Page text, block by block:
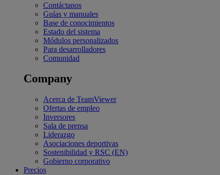
Contáctanos
Guías y manuales
Base de conocimientos
Estado del sistema
Módulos personalizados
Para desarrolladores
Comunidad
Company
Acerca de TeamViewer
Ofertas de empleo
Inversores
Sala de prensa
Liderazgo
Asociaciones deportivas
Sostenibilidad y RSC (EN)
Gobierno corporativo
Precios